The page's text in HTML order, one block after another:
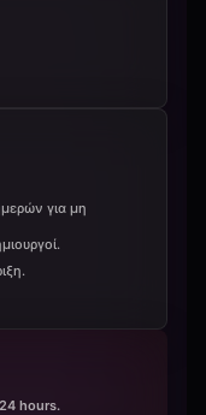
για μη
hours.